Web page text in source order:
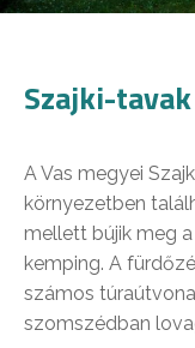
Szajki-
A Vas megyei
környezetben
mellett bújik meg
kemping. A
számos
szomszédban